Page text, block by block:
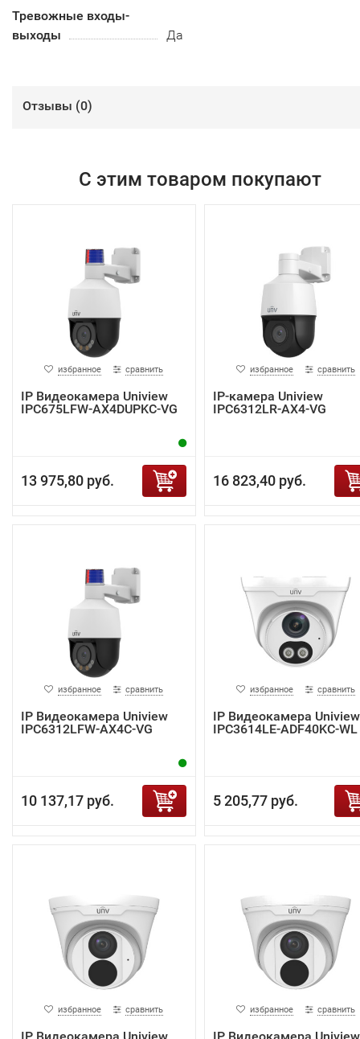
Тревожные входы-
выходы
Да
Отзывы (0)
С этим товаром покупают
избранное сравнить
IP Видеокамера Uniview
IPC675LFW-AX4DUPKC-VG
13 975,80 руб.
избранное сравнить
IP-камера Uniview
IPC6312LR-AX4-VG
16 823,40 руб.
избранное сравнить
IP Видеокамера Uniview
IPC6312LFW-AX4C-VG
10 137,17 руб.
избранное сравнить
IP Видеокамера Uniview
IPC3614LE-ADF40KC-WL
5 205,77 руб.
избранное сравнить избранное сравнить